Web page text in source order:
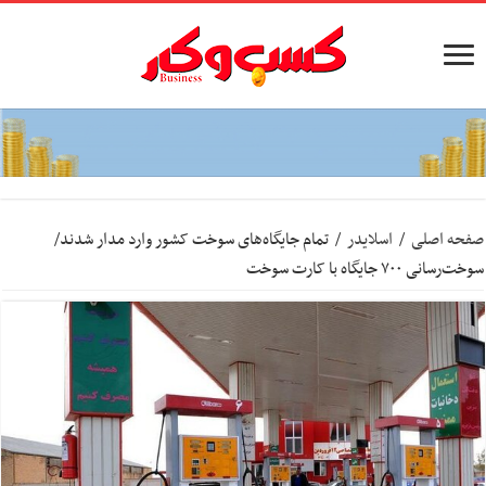
صفحه اصلی / اسلایدر / تمام جایگاه‌های سوخت کشور وارد مدار شدند/
سوخت‌رسانی ۷۰۰ جایگاه با کارت سوخت